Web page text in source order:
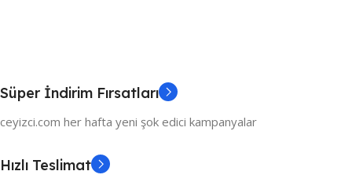
Süper İndirim Fırsatları
ceyizci.com her hafta yeni şok edici kampanyalar
Hızlı Teslimat